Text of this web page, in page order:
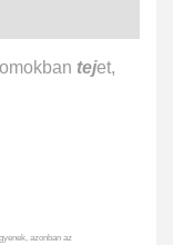
tejet,
azonban az